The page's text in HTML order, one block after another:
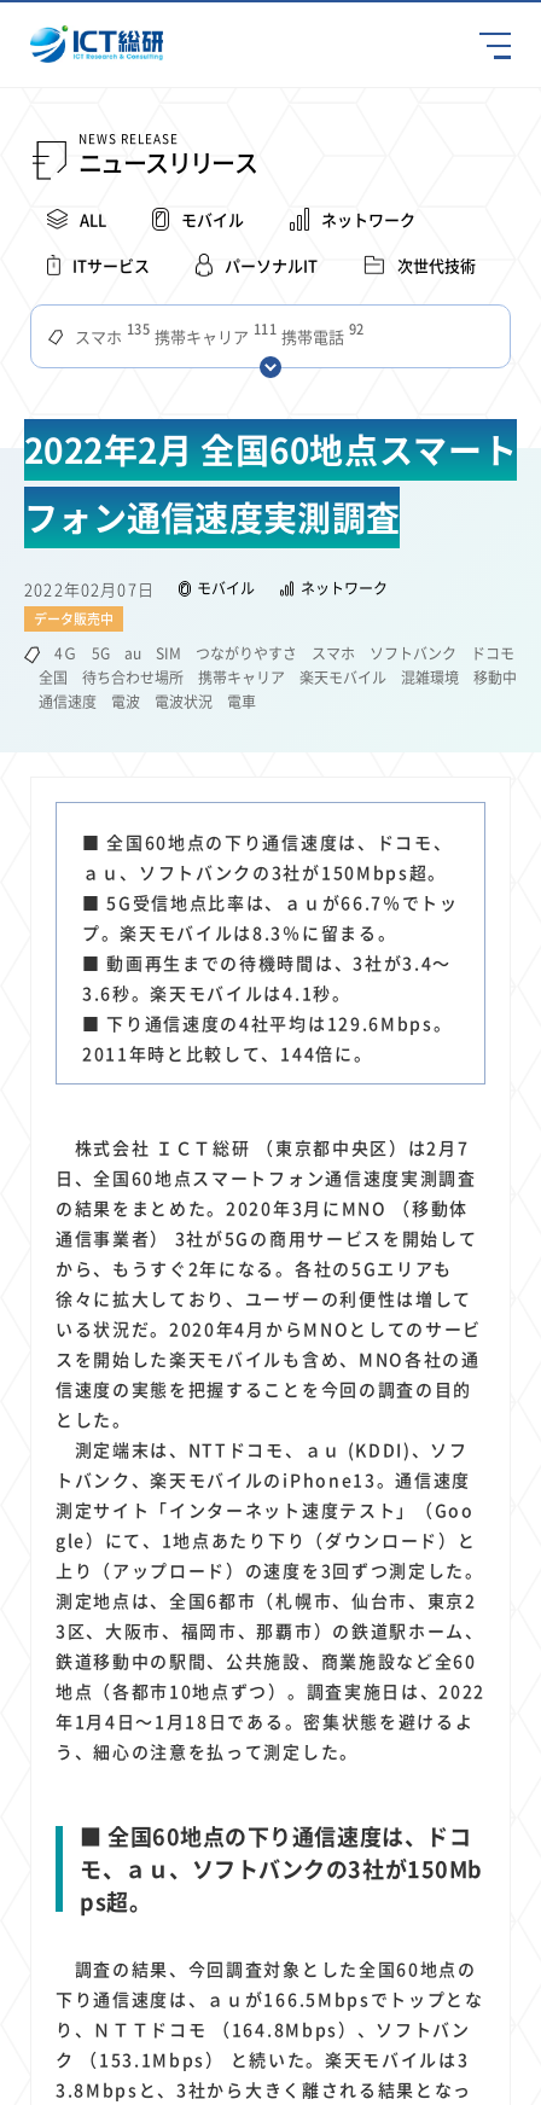
NEWS RELEASE
ニュースリリース
ALL モバイル
ネットワーク
ITサービス
パーソナルIT 次世代技術
スマホ 135 携帯キャリア 111 携帯電話 92
スマートデバイス 68 通信速度 65 ビジネス 63 4Ｇ 59
アプリ 51 つながりやすさ 51 電波状況 49 ドコモ 48
タブレット 38 インターネット 36 ビジネスシーン 31
混雑環境 31 MVNO 28 SIM 27 電波 27 全国 24 楽天モバイル
電車 17 料金 16 所有状況 14 動画配信 14 SNS 14
ブロードバンド
公衆無線LAN 11 格安 11 キャッシュレス決済 11
待ち合わせ場所 11 スマートフォン
OpenAI 3 Firefly 3 DALL-E Mid Journey Claude
オフィスビル 3 マイナポイント 海外料金 3 学割 3
Anthropic 2 Perplexity 2 YouTube 2 iPad 2 リスク
Genspark 2 配車アプリ 2 フードデリバリー 2 TikTok 2
Netflix Microsoft Canva AI 2 Azure 2 Sora LINE
中東情勢 1 輸送費 Facebook twitter 1 Instagram
1 1 1 1 1
ポイントサービス 1 共通ポイント 1 経済圏 1 Azure AI 1
Google Pixel 1 surface 会社 1 価格 1 NTTドコモ 1
オンラインサロン 1
2022年2月 全国60地点スマート
フォン通信速度実測調査
2022年02月07日 モバイル ネットワーク
データ販売中
4Ｇ 5G au SIM つながりやすさ スマホ ソフトバンク
ドコモ
全国
待ち合わせ場所 携帯キャリア 楽天モバイル 混雑環境
移動中
通信速度
電波 電波状況 電車
■ 全国60地点の下り通信速度は、ドコモ、
ａｕ、ソフトバンクの3社が150Mbps超。
■ 5G受信地点比率は、ａｕが66.7％でトッ
プ。楽天モバイルは8.3％に留まる。
■ 動画再生までの待機時間は、3社が3.4～
3.6秒。楽天モバイルは4.1秒。
■ 下り通信速度の4社平均は129.6Mbps。
2011年時と比較して、144倍に。
株式会社 ＩＣＴ総研 （東京都中央区）は2月7
日、全国60地点スマートフォン通信速度実測調査
の結果をまとめた。2020年3月にMNO （移動体
通信事業者） 3社が5Gの商用サービスを開始して
から、もうすぐ2年になる。各社の5Gエリアも
徐々に拡大しており、ユーザーの利便性は増して
いる状況だ。2020年4月からMNOとしてのサービ
スを開始した楽天モバイルも含め、MNO各社の通
信速度の実態を把握することを今回の調査の目的
とした。
測定端末は、NTTドコモ、ａｕ (KDDI)、ソフ
トバンク、楽天モバイルのiPhone13。通信速度
測定サイト「インターネット速度テスト」（Goo
gle）にて、1地点あたり下り（ダウンロード）と
上り（アップロード）の速度を3回ずつ測定した。
測定地点は、全国6都市（札幌市、仙台市、東京2
3区、大阪市、福岡市、那覇市）の鉄道駅ホーム、
鉄道移動中の駅間、公共施設、商業施設など全60
地点（各都市10地点ずつ）。調査実施日は、2022
年1月4日～1月18日である。密集状態を避けるよ
う、細心の注意を払って測定した。
■ 全国60地点の下り通信速度は、ドコ
モ、ａｕ、ソフトバンクの3社が150Mb
ps超。
調査の結果、今回調査対象とした全国60地点の
下り通信速度は、ａｕが166.5Mbpsでトップとな
り、ＮＴＴドコモ （164.8Mbps）、ソフトバン
ク （153.1Mbps） と続いた。楽天モバイルは3
3.8Mbpsと、3社から大きく離される結果となっ